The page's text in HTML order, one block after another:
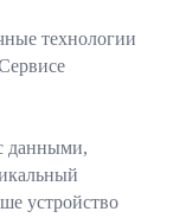
технологии
данными,
устройство